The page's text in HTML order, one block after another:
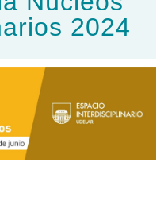
2024